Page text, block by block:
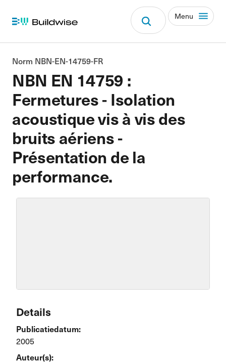
Menu
NBN EN 14759 :
Fermetures - Isolation
acoustique vis à vis des
bruits aériens -
Présentation de la
performance.
Norm NBN-EN-14759-FR
Details
Publicatiedatum:
2005
Auteur(s):